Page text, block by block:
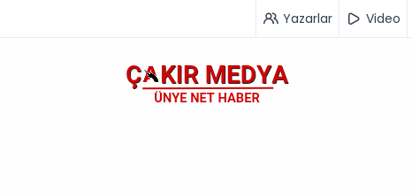
Yazarlar Video